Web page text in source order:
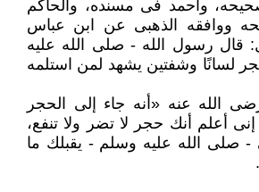
وأحمد فى مسنده، والحاكم
ووافقه الذهبى عن ابن عباس
قال رسول الله - صلى الله عليه
لسانًا وشفتين يشهد لمن استلمه
الله عنه «أنه جاء إلى الحجر
إنى أعلم أنك حجر لا تضر ولا تنفع،
- صلى الله عليه وسلم - يقبلك ما